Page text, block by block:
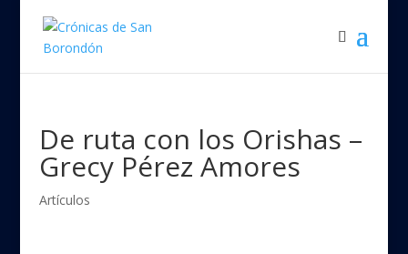
De ruta con los Orishas –
Grecy Pérez Amores
Artículos